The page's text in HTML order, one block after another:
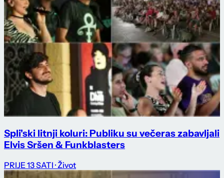
Spli'ski litnji koluri: Publiku su večeras zabavljali
Elvis Sršen & Funkblasters
PRIJE 13 SATI · Život